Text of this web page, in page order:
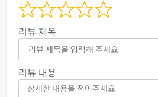
리뷰 제목
리뷰 내용